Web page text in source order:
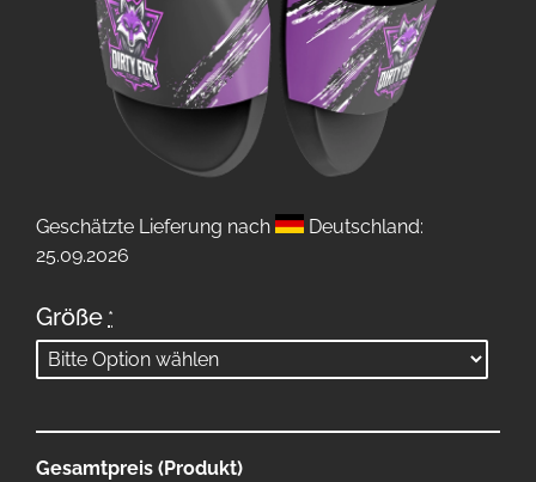
Geschätzte Lieferung nach
Deutschland:
25.09.2026
Größe *
Gesamtpreis (Produkt)